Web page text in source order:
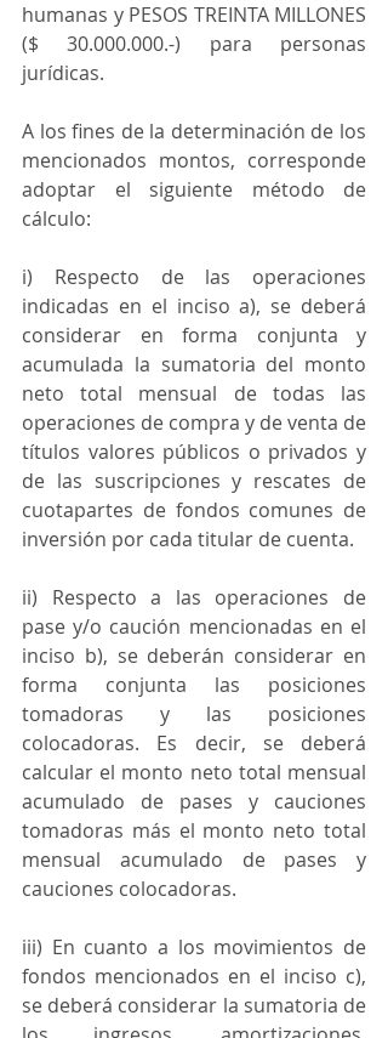
humanas y PESOS TREINTA MILLONES
($ 30.000.000.-) para personas
jurídicas.
A los fines de la determinación de los
mencionados montos, corresponde
adoptar el siguiente método de
cálculo:
i) Respecto de las operaciones
indicadas en el inciso a), se deberá
considerar en forma conjunta y
acumulada la sumatoria del monto
neto total mensual de todas las
operaciones de compra y de venta de
títulos valores públicos o privados y
de las suscripciones y rescates de
cuotapartes de fondos comunes de
inversión por cada titular de cuenta.
ii) Respecto a las operaciones de
pase y/o caución mencionadas en el
inciso b), se deberán considerar en
forma conjunta las posiciones
tomadoras y las posiciones
colocadoras. Es decir, se deberá
calcular el monto neto total mensual
acumulado de pases y cauciones
tomadoras más el monto neto total
mensual acumulado de pases y
cauciones colocadoras.
iii) En cuanto a los movimientos de
fondos mencionados en el inciso c),
se deberá considerar la sumatoria de